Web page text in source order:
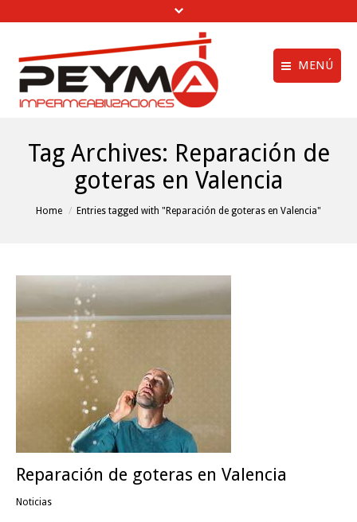
MENÚ
Obras Realizadas
Trabajos de
Noticias
Política de
Política de cookies
menú creditos
Tag Archives: Reparación de
goteras en Valencia
You are here:
Home Entries tagged with "Reparación de goteras en Valencia"
Reparación de goteras en Valencia
Noticias